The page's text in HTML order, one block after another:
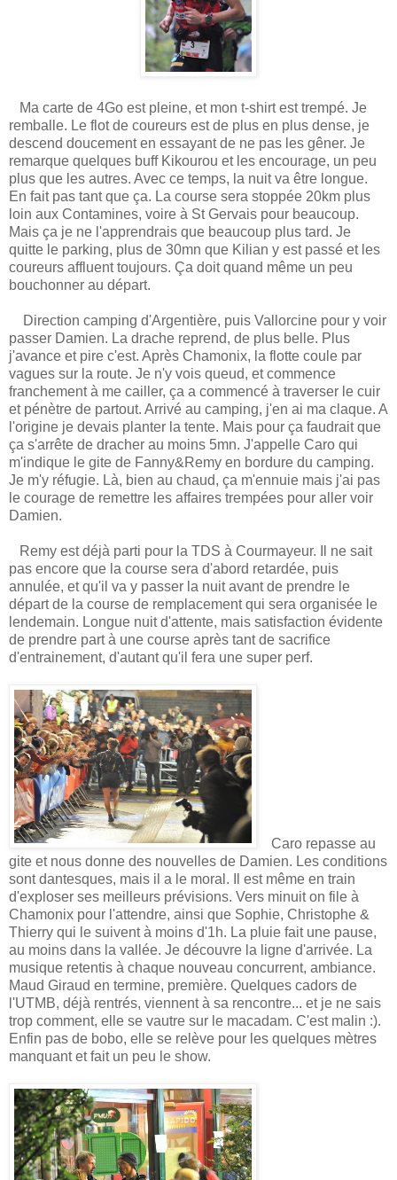
Ma carte de 4Go est pleine, et mon t-shirt est trempé. Je
remballe. Le flot de coureurs est de plus en plus dense, je
descend doucement en essayant de ne pas les gêner. Je
remarque quelques buff Kikourou et les encourage, un peu
plus que les autres. Avec ce temps, la nuit va être longue.
En fait pas tant que ça. La course sera stoppée 20km plus
loin aux Contamines, voire à St Gervais pour beaucoup.
Mais ça je ne l'apprendrais que beaucoup plus tard. Je
quitte le parking, plus de 30mn que Kilian y est passé et les
coureurs affluent toujours. Ça doit quand même un peu
bouchonner au départ.
Direction camping d'Argentière, puis Vallorcine pour y voir
passer Damien. La drache reprend, de plus belle. Plus
j'avance et pire c'est. Après Chamonix, la flotte coule par
vagues sur la route. Je n'y vois queud, et commence
franchement à me cailler, ça a commencé à traverser le cuir
et pénètre de partout. Arrivé au camping, j'en ai ma claque. A
l'origine je devais planter la tente. Mais pour ça faudrait que
ça s'arrête de dracher au moins 5mn. J'appelle Caro qui
m'indique le gite de Fanny&Remy en bordure du camping.
Je m'y réfugie. Là, bien au chaud, ça m'ennuie mais j'ai pas
le courage de remettre les affaires trempées pour aller voir
Damien.
Remy est déjà parti pour la TDS à Courmayeur. Il ne sait
pas encore que la course sera d'abord retardée, puis
annulée, et qu'il va y passer la nuit avant de prendre le
départ de la course de remplacement qui sera organisée le
lendemain. Longue nuit d'attente, mais satisfaction évidente
de prendre part à une course après tant de sacrifice
d'entrainement, d'autant qu'il fera une super perf.
Caro repasse au
gite et nous donne des nouvelles de Damien. Les conditions
sont dantesques, mais il a le moral. Il est même en train
d'exploser ses meilleurs prévisions. Vers minuit on file à
Chamonix pour l'attendre, ainsi que Sophie, Christophe &
Thierry qui le suivent à moins d'1h. La pluie fait une pause,
au moins dans la vallée. Je découvre la ligne d'arrivée. La
musique retentis à chaque nouveau concurrent, ambiance.
Maud Giraud en termine, première. Quelques cadors de
l'UTMB, déjà rentrés, viennent à sa rencontre... et je ne sais
trop comment, elle se vautre sur le macadam. C'est malin :).
Enfin pas de bobo, elle se relève pour les quelques mètres
manquant et fait un peu le show.